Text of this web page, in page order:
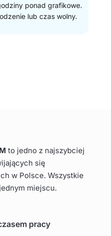
ponad grafikowe.
lub czas wolny.
to jedno z najszybciej
się
w Polsce. Wszystkie
miejscu.
pracy